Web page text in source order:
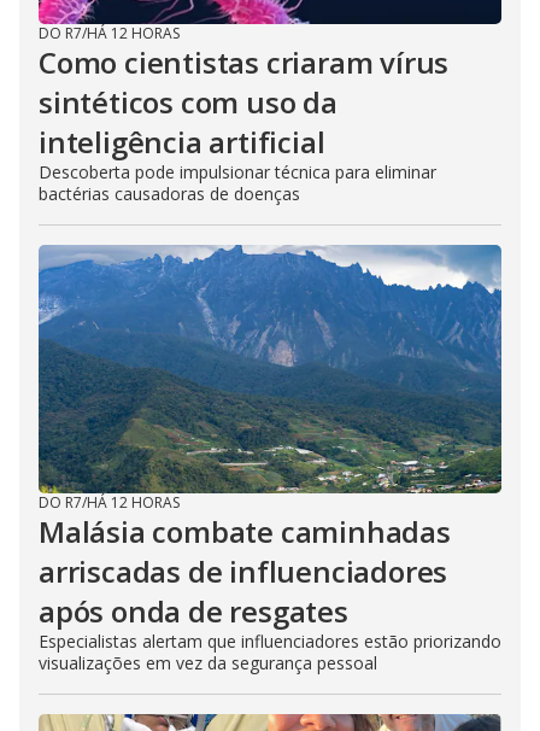
DO R7/HÁ 12 HORAS
Como cientistas criaram vírus
sintéticos com uso da
inteligência artificial
Descoberta pode impulsionar técnica para eliminar
bactérias causadoras de doenças
DO R7/HÁ 12 HORAS
Malásia combate caminhadas
arriscadas de influenciadores
após onda de resgates
Especialistas alertam que influenciadores estão priorizando
visualizações em vez da segurança pessoal